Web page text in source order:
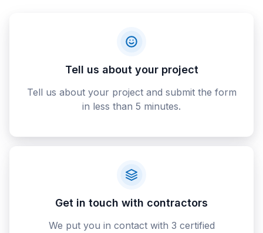
Tell us about your project
Tell us about your project and submit the form
in less than 5 minutes.
Get in touch with contractors
We put you in contact with 3 certified